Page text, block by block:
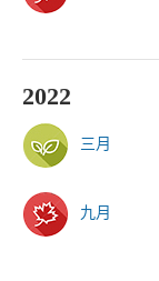
2022
三月
九月